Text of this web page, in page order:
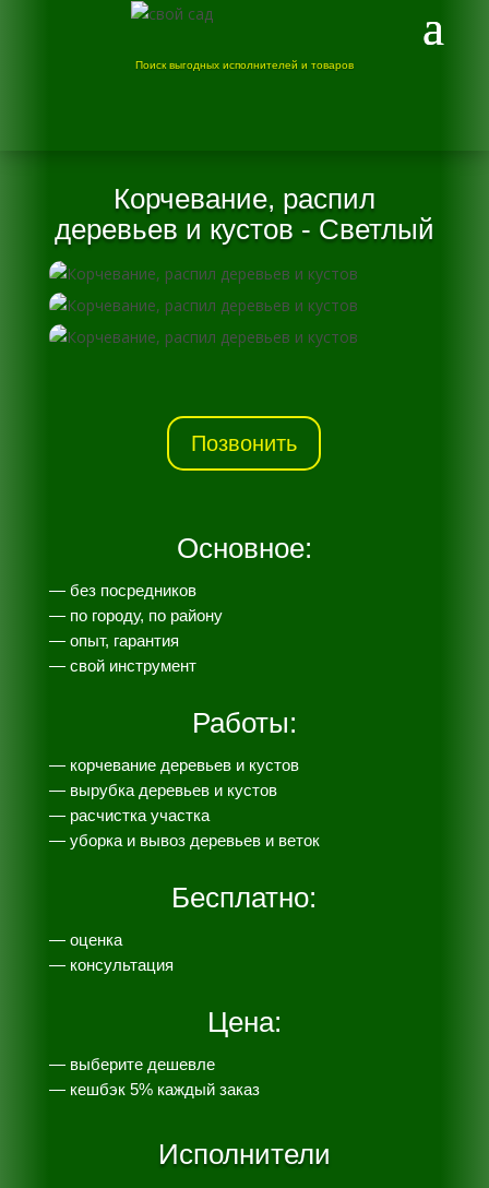
Поиск выгодных исполнителей и товаров
Корчевание, распил
деревьев и кустов - Светлый
Позвонить
Основное:
— без посредников
— по городу, по району
— опыт, гарантия
— свой инструмент
Работы:
— корчевание деревьев и кустов
— вырубка деревьев и кустов
— расчистка участка
— уборка и вывоз деревьев и веток
Бесплатно:
— оценка
— консультация
Цена:
— выберите дешевле
— кешбэк 5% каждый заказ
Исполнители